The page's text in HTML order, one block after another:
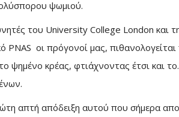
ψωμιού.
του University College London και
PNAS οι πρόγονοί μας,
ψημένο κρέας, φτιάχνοντας έτσι και
απτή απόδειξη αυτού που σήμερα